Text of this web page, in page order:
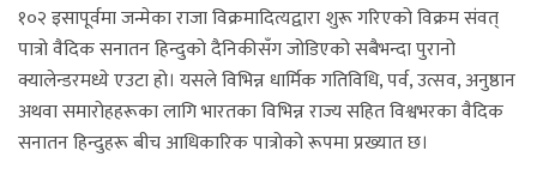
१०२ इसापूर्वमा जन्मेका राजा विक्रमादित्यद्वारा शुरू गरिएको विक्रम संवत्
पात्रो वैदिक सनातन हिन्दुको दैनिकीसँग जोडिएको सबैभन्दा पुरानो
क्यालेन्डरमध्ये एउटा हो। यसले विभिन्न धार्मिक गतिविधि, पर्व, उत्सव, अनुष्ठान
अथवा समारोहहरूका लागि भारतका विभिन्न राज्य सहित विश्वभरका वैदिक
सनातन हिन्दुहरू बीच आधिकारिक पात्रोको रूपमा प्रख्यात छ।